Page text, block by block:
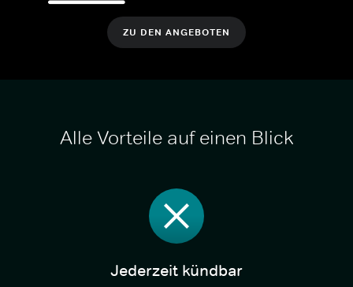
ZU DEN ANGEBOTEN
Alle Vorteile auf einen Blick
Jederzeit kündbar